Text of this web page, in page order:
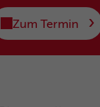
Zum Termin